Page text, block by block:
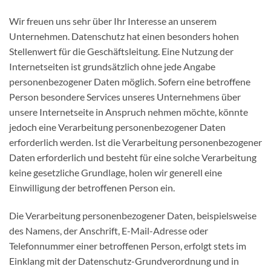
Wir freuen uns sehr über Ihr Interesse an unserem
Unternehmen. Datenschutz hat einen besonders hohen
Stellenwert für die Geschäftsleitung. Eine Nutzung der
Internetseiten ist grundsätzlich ohne jede Angabe
personenbezogener Daten möglich. Sofern eine betroffene
Person besondere Services unseres Unternehmens über
unsere Internetseite in Anspruch nehmen möchte, könnte
jedoch eine Verarbeitung personenbezogener Daten
erforderlich werden. Ist die Verarbeitung personenbezogener
Daten erforderlich und besteht für eine solche Verarbeitung
keine gesetzliche Grundlage, holen wir generell eine
Einwilligung der betroffenen Person ein.
Die Verarbeitung personenbezogener Daten, beispielsweise
des Namens, der Anschrift, E-Mail-Adresse oder
Telefonnummer einer betroffenen Person, erfolgt stets im
Einklang mit der Datenschutz-Grundverordnung und in